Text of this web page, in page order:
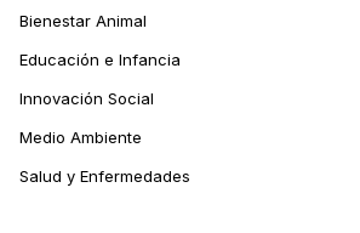
Bienestar Animal
Educación e Infancia
Innovación Social
Medio Ambiente
Salud y Enfermedades